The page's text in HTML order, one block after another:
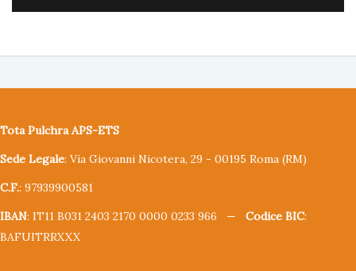
Tota Pulchra APS-ETS
Sede Legale: Via Giovanni Nicotera, 29 - 00195 Roma (RM)
C.F.: 97939900581
IBAN: IT11 B031 2403 2170 0000 0233 966 — Codice BIC:
BAFUITRRXXX